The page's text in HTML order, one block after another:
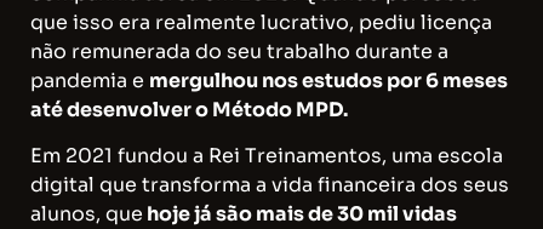
que isso era realmente lucrativo, pediu licença
não remunerada do seu trabalho durante a
pandemia e mergulhou nos estudos por 6 meses
até desenvolver o Método MPD.
Em 2021 fundou a Rei Treinamentos, uma escola
digital que transforma a vida financeira dos seus
alunos, que hoje já são mais de 30 mil vidas